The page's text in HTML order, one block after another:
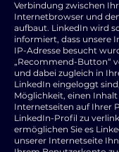
Verbindung zwischen
Internetbrowser und
aufbaut. LinkedIn wird
informiert, dass unsere
IP-Adresse besucht
„Recommend-Button“
und dabei zugleich in
LinkedIn eingeloggt
Möglichkeit, einen
Internetseiten auf Ihrer
LinkedIn-Profil zu
ermöglichen Sie es
unserer Internetseite